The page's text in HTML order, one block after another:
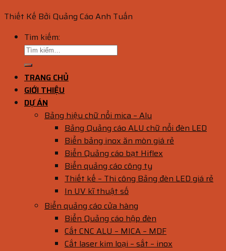
Thiết Kế Bởi Quảng Cáo Anh Tuấn
Tìm kiếm:
TRANG CHỦ
GIỚI THIỆU
DỰ ÁN
Bảng hiệu chữ nổi mica – Alu
Bảng Quảng cáo ALU chữ nổi đèn LED
Biển bảng inox ăn mòn giá rẻ
Biển Quảng cáo bạt Hiflex
Biển quảng cáo công ty
Thiết kế – Thi công Bảng đèn LED giá rẻ
In UV kĩ thuật số
Biển quảng cáo cửa hàng
Biển Quảng cáo hộp đèn
Cắt CNC ALU – MICA – MDF
Cắt laser kim loại – sắt – inox